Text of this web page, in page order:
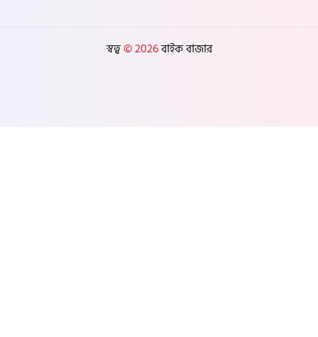
স্বত্ব© 2026বাইক বাজার